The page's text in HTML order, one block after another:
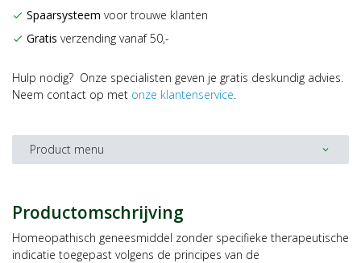
check Spaarsysteem voor trouwe klanten
check Gratis verzending vanaf 50,-
Hulp nodig? Onze specialisten geven je gratis deskundig advies.
Neem contact op met onze klantenservice.
Product menu expand_more
Productomschrijving
Homeopathisch geneesmiddel zonder specifieke therapeutische
indicatie toegepast volgens de principes van de